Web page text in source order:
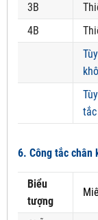
3B
4B
tắc
6. Công tắc chân
Biểu
tượng